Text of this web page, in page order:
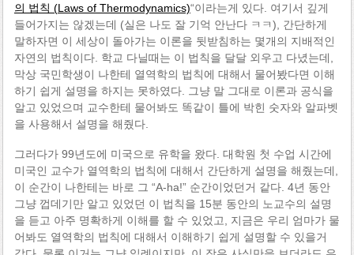
의 법칙 (Laws of Thermodynamics)“이라는게 있다. 여기서 깊게
들어가지는 않겠는데 (실은 나도 잘 기억 안난다 ㅋㅋ), 간단하게
말하자면 이 세상이 돌아가는 이론을 뒷받침하는 몇개의 지배적인
자연의 법칙이다. 학교 다닐때는 이 법칙을 달달 외우고 다녔는데,
막상 국민학생이 나한테 열역학의 법칙에 대해서 물어봤다면 이해
하기 쉽게 설명을 하지는 못하였다. 그냥 말 그대로 이론과 공식을
알고 있었으며 교수한테 물어봐도 똑같이 틀에 박힌 숫자와 알파벳
을 사용해서 설명을 해줬다.
그러다가 99년도에 미국으로 유학을 왔다. 대학원 첫 수업 시간에
미국인 교수가 열역학의 법칙에 대해서 간단하게 설명을 해줬는데,
이 순간이 나한테는 바로 그 “A-ha!” 순간이었던거 같다. 4년 동안
그냥 껍데기만 알고 있었던 이 법칙을 15분 동안의 노교수의 설명
을 듣고 아주 명확하게 이해를 할 수 있었고, 지금은 우리 엄마가 물
어봐도 열역학의 법칙에 대해서 이해하기 쉽게 설명할 수 있을거